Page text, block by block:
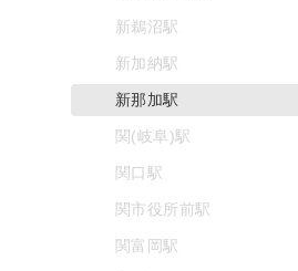
新鵜沼駅
新加納駅
新那加駅
関(岐阜)駅
関口駅
関市役所前駅
関富岡駅